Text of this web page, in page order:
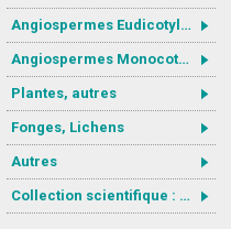
Angiospermes Eudicotylédones
Angiospermes Monocotylédones
Plantes, autres
Fonges, Lichens
Autres
Collection scientifique : Gastrotricha